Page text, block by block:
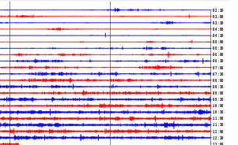
02:30
03:00
03:30
04:00
04:30
05:00
05:30
06:00
06:30
07:00
07:30
08:00
08:30
09:00
09:30
10:00
10:30
11:00
11:30
12:00
12:30